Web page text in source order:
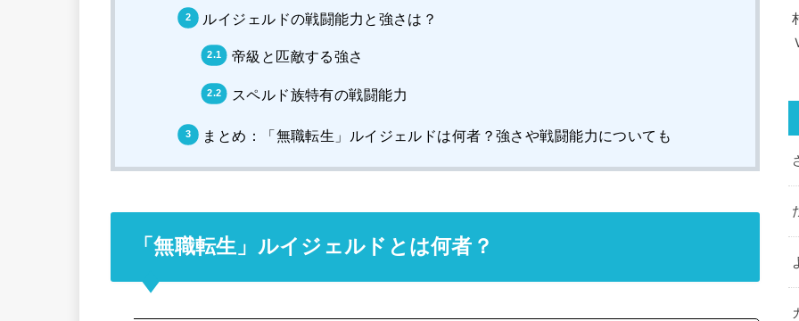
ルイジェルドの戦闘能力と強さは？
帝級と匹敵する強さ
スペルド族特有の戦闘能力
まとめ：「無職転生」ルイジェルドは何者？強さや戦闘能力についても
「無職転生」ルイジェルドとは何者？